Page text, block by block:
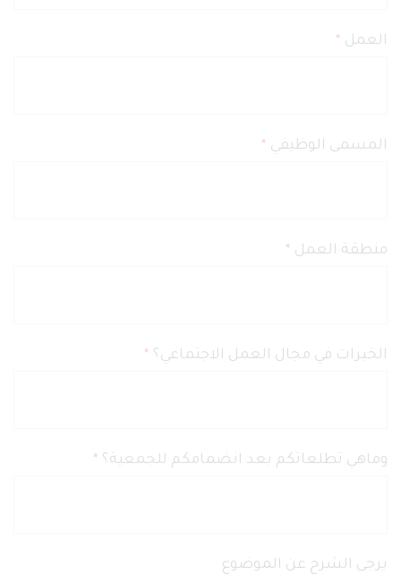
العمل *
المسمى الوظيفي *
منطقة العمل *
الخبرات في مجال العمل الاجتماعي؟ *
وماهي تطلعاتكم بعد انضمامكم للجمعية؟ *
يرجى الشرح عن الموضوع